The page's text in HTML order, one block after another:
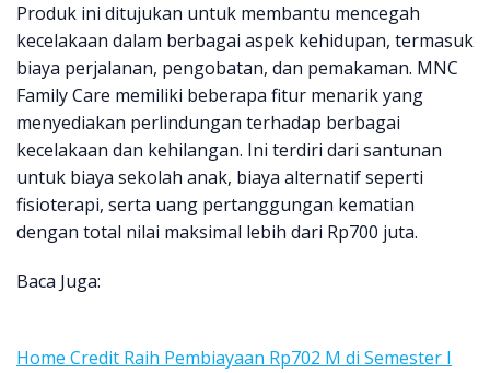
Produk ini ditujukan untuk membantu mencegah
kecelakaan dalam berbagai aspek kehidupan, termasuk
biaya perjalanan, pengobatan, dan pemakaman. MNC
Family Care memiliki beberapa fitur menarik yang
menyediakan perlindungan terhadap berbagai
kecelakaan dan kehilangan. Ini terdiri dari santunan
untuk biaya sekolah anak, biaya alternatif seperti
fisioterapi, serta uang pertanggungan kematian
dengan total nilai maksimal lebih dari Rp700 juta.
Baca Juga:
Home Credit Raih Pembiayaan Rp702 M di Semester I